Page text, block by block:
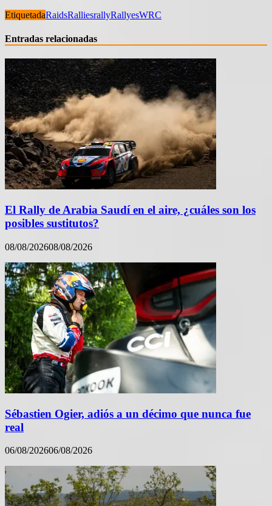
EtiquetadaRaidsRalliesrallyRallyesWRC
Entradas relacionadas
El Rally de Arabia Saudí en el aire, ¿cuáles son los
posibles sustitutos?
08/08/202608/08/2026
Sébastien Ogier, adiós a un décimo que nunca fue
real
06/08/202606/08/2026